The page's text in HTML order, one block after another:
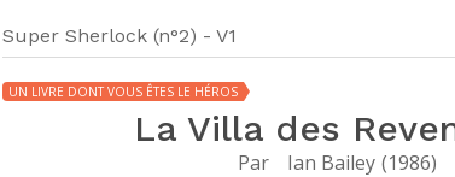
Super Sherlock (n°2) - V1
UN LIVRE DONT VOUS ÊTES LE HÉROS
La Villa des
Par Ian Bailey (1986)